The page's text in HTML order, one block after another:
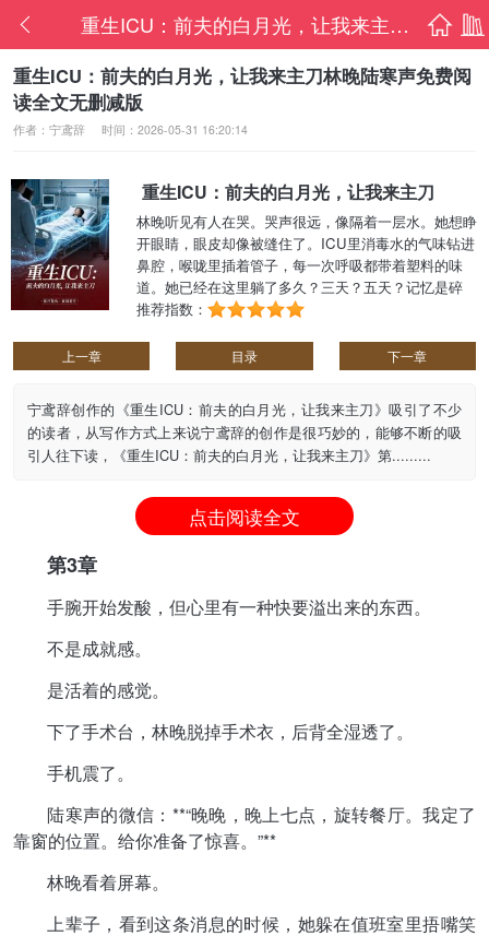
重生ICU：前夫的白月光，让我来主刀林晚陆
首页 书架
重生ICU：前夫的白月光，让我来主刀林晚陆寒声免费阅
读全文无删减版
作者：宁鸢辞 时间：2026-05-31 16:20:14
重生ICU：前夫的白月光，让我来主刀
林晚听见有人在哭。哭声很远，像隔着一层水。她想睁
开眼睛，眼皮却像被缝住了。ICU里消毒水的气味钻进
鼻腔，喉咙里插着管子，每一次呼吸都带着塑料的味
道。她已经在这里躺了多久？三天？五天？记忆是碎
片。化疗，呕吐，脱发，陆寒声背对着她接电话的背
推荐指数：
上一章 目录 下一章
宁鸢辞创作的《重生ICU：前夫的白月光，让我来主刀》吸引了不少
的读者，从写作方式上来说宁鸢辞的创作是很巧妙的，能够不断的吸
引人往下读，《重生ICU：前夫的白月光，让我来主刀》第.........
点击阅读全文
第3章
手腕开始发酸，但心里有一种快要溢出来的东西。
不是成就感。
是活着的感觉。
下了手术台，林晚脱掉手术衣，后背全湿透了。
手机震了。
陆寒声的微信：**“晚晚，晚上七点，旋转餐厅。我定了
靠窗的位置。给你准备了惊喜。”**
林晚看着屏幕。
上辈子，看到这条消息的时候，她躲在值班室里捂嘴笑